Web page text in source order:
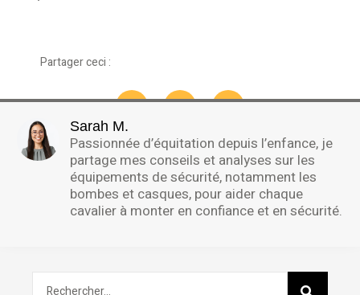
Partager ceci :
Sarah M.
Passionnée d’équitation depuis l’enfance, je
partage mes conseils et analyses sur les
équipements de sécurité, notamment les
bombes et casques, pour aider chaque
cavalier à monter en confiance et en sécurité.